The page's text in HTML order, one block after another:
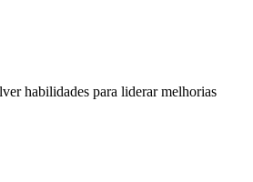
habilidades para liderar melhorias